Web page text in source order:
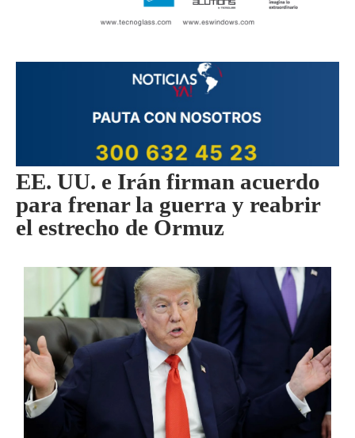
EE. UU. e Irán firman acuerdo
para frenar la guerra y reabrir
el estrecho de Ormuz